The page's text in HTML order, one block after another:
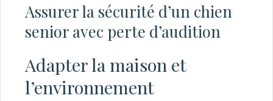
Assurer la sécurité d’un chien
senior avec perte d’audition
Adapter la maison et
l’environnement